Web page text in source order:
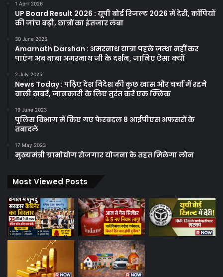
1 April 2026
UP Board Result 2026 : यूपी बोर्ड रिजल्ट 2026 में देरी, कॉपियों
की जांच बढ़ी, छात्रों का इंतजार लंबा
30 June 2025
Amarnath Darshan : अमरनाथ यात्रा पहले जत्था नहीं कर
पाएंग अब बाबा अमरनाथ जी के दर्शन, जानिए ऐसा क्यों
2 July 2025
News Today : पढ़िए देश विदेश की कुछ खास और चर्चा में रहने
वाली ख़बरें, जानकारी के लिए तुरंत करें एक क्लिक
19 June 2023
पुलिस विभाग में किए गए फेरबदल 8 आईपीएस अफसरों के
तबादले
17 May 2023
मुख्यमंत्री ग्रामोद्योग रोजगार योजना के तहत मिलेगा लोन
Most Viewed Posts